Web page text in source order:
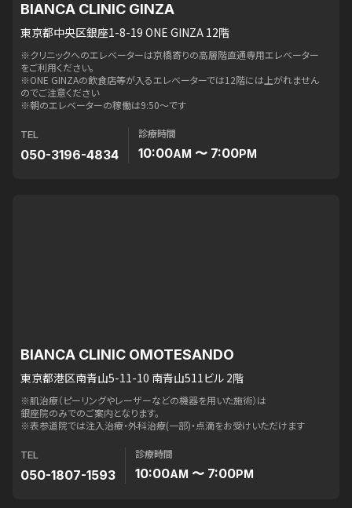
BIANCA CLINIC GINZA
東京都中央区銀座1-8-19 ONE GINZA 12階
※クリニックへのエレベーターは京橋寄りの高層階直通専用エレベーター
をご利用ください。
※ONE GINZAの飲食店等が入るエレベーターでは12階には上がれません
のでご注意ください
※朝のエレベーターの稼働は9:50〜です
TEL
050-3196-4834
診療時間
10:00AM 〜 7:00PM
BIANCA CLINIC OMOTESANDO
東京都港区南青山5-11-10 南青山511ビル 2階
※肌治療（ピーリングやレーザーなどの機器を用いた施術）は
銀座院のみでのご案内となります。
※表参道院では注入治療・外科治療(一部)・点滴をお受けいただけます
TEL
050-1807-1593
診療時間
10:00AM 〜 7:00PM